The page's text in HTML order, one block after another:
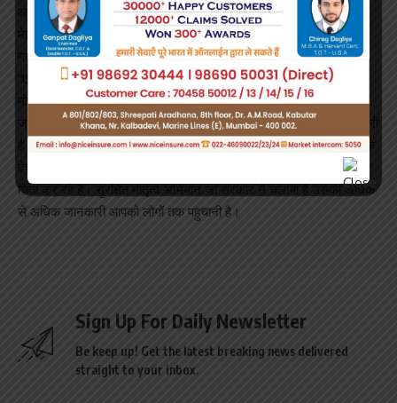
आप हर वर्ष देश के लगभग सवा करोड़ बच्चों की देखभाल कर रहे हैं। आपकी
मेहनत से ये कार्यक्रम सफल हो रहा है, जिसके कारण इसको और विस्तार दिया
गया है। अब इसको होम बेस्ड चाइल्ड केयर का नाम दिया गया है।
’15 महीने में 11 बार बच्चे का हालचाल लें’
मोदी ने कहा कि पहले जन्म के 42 दिन तक आशा वर्कर को 6 बार बच्चे के घर
जाना होता था। अब 15 महीने तक 11 बार आपको बच्चे का हालचाल जानना जरूरी
है। मुझे विश्वास है कि आपके स्नेह और अपनेपन से एक से एक बेहतरीन नागरिक
देश को मिलेंगे। बच्चे की ही नहीं बल्कि प्रसूता माता के स्वास्थ्य की भी आप सभी
चिंता कर रहे हैं। सुरक्षित मातृत्व अभियान जो सरकार ने चलाया है उसकी अधिक
से अधिक जानकारी आपको लोगों तक पहुचानी है।
Sign Up For Daily Newsletter
Be keep up! Get the latest breaking news delivered
straight to your inbox.